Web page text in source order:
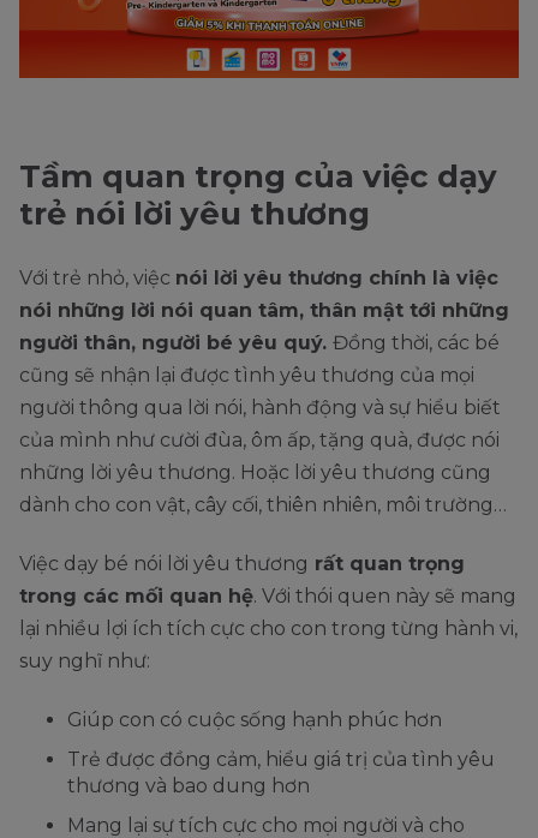
Tầm quan trọng của việc dạy
trẻ nói lời yêu thương
Với trẻ nhỏ, việc nói lời yêu thương chính là việc
nói những lời nói quan tâm, thân mật tới những
người thân, người bé yêu quý. Đồng thời, các bé
cũng sẽ nhận lại được tình yêu thương của mọi
người thông qua lời nói, hành động và sự hiểu biết
của mình như cười đùa, ôm ấp, tặng quà, được nói
những lời yêu thương. Hoặc lời yêu thương cũng
dành cho con vật, cây cối, thiên nhiên, môi trường…
Việc dạy bé nói lời yêu thương rất quan trọng
trong các mối quan hệ. Với thói quen này sẽ mang
lại nhiều lợi ích tích cực cho con trong từng hành vi,
suy nghĩ như:
Giúp con có cuộc sống hạnh phúc hơn
Trẻ được đồng cảm, hiểu giá trị của tình yêu
thương và bao dung hơn
Mang lại sự tích cực cho mọi người và cho